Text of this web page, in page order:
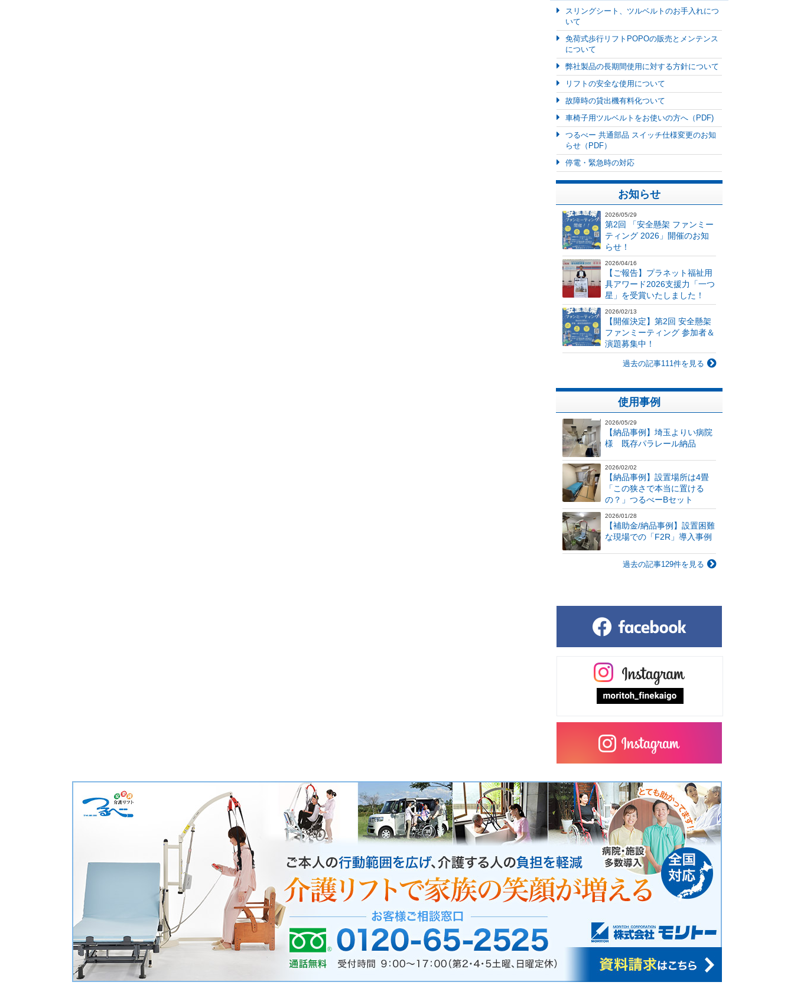
スリングシート、ツルベルトのお手入れにつ
いて
免荷式歩行リフトPOPOの販売とメンテンス
について
弊社製品の長期間使用に対する方針について
リフトの安全な使用について
故障時の貸出機有料化ついて
車椅子用ツルベルトをお使いの方へ（PDF)
つるべー 共通部品 スイッチ仕様変更のお知
らせ（PDF）
停電・緊急時の対応
お知らせ
2026/05/29
第2回 「安全懸架 ファンミー
ティング 2026」開催のお知
らせ！
2026/04/16
【ご報告】プラネット福祉用
具アワード2026支援力「一つ
星」を受賞いたしました！
2026/02/13
【開催決定】第2回 安全懸架
ファンミーティング 参加者＆
演題募集中！
過去の記事111件を見る
使用事例
2026/05/29
【納品事例】埼玉よりい病院
様 既存パラレール納品
2026/02/02
【納品事例】設置場所は4畳
「この狭さで本当に置ける
の？」つるべーBセット
2026/01/28
【補助金/納品事例】設置困難
な現場での「F2R」導入事例
過去の記事129件を見る